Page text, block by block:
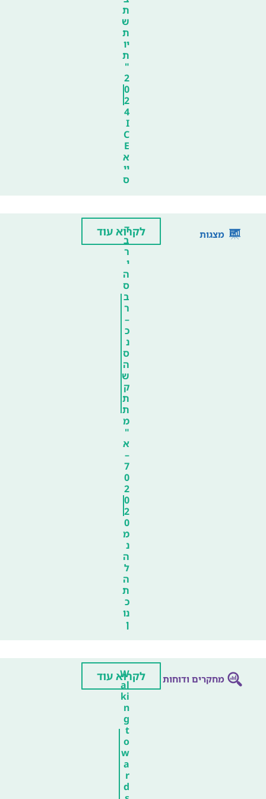
ת
ש
ת
יו
ת
"
2
0
2
4
I
C
E
א
יי
ס
מצגות
ד
ב
ר
י
ה
ס
ב
ר
–
כ
נ
ס
ה
ש
ק
ת
ת
מ
"
א
–
7
0
2
0
2
0
מ
נ
ה
ל
ה
ת
כ
נו
ן
לקרוא עוד
מחקרים ודוחות
W
al
ki
n
g
t
o
w
a
r
d
לקרוא עוד